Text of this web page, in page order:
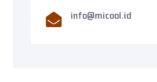
info@micool.id